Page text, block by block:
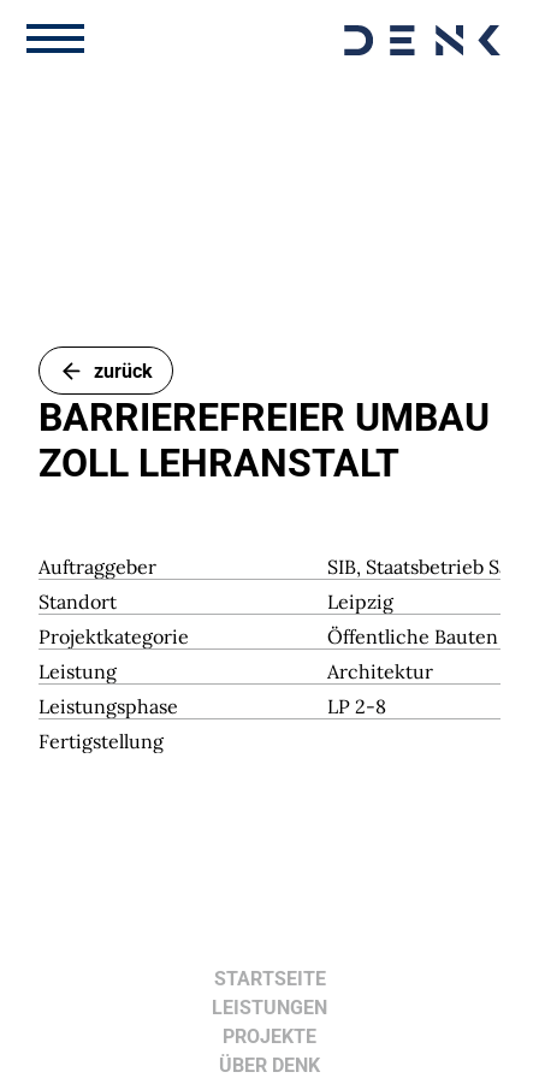
zurück
BARRIEREFREIER UMBAU
ZOLL LEHRANSTALT
Auftraggeber
SIB, Staatsbetrieb
Standort
Leipzig
Projektkategorie
Öffentliche Bauten
Leistung
Architektur
Leistungsphase
LP 2-8
Fertigstellung
STARTSEITE
LEISTUNGEN
PROJEKTE
ÜBER DENK